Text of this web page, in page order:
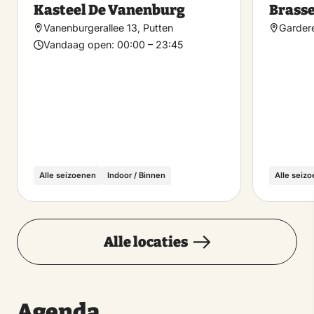
Kasteel De Vanenburg
Vanenburgerallee 13, Putten
Vandaag open: 00:00 – 23:45
Alle seizoenen Indoor / Binnen Alle
Alle locaties